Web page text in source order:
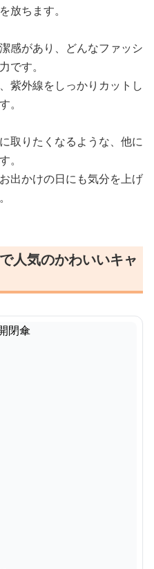
放ちます。
感があり、どんなファッシ
です。
紫外線をしっかりカットし
。
取りたくなるような、他に
。
出かけの日にも気分を上げ
人気のかわいいキャ